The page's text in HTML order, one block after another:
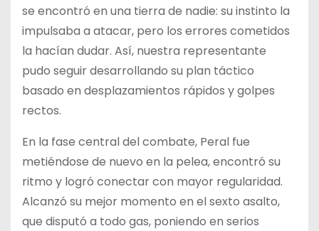
se encontró en una tierra de nadie: su instinto la
impulsaba a atacar, pero los errores cometidos
la hacían dudar. Así, nuestra representante
pudo seguir desarrollando su plan táctico
basado en desplazamientos rápidos y golpes
rectos.
En la fase central del combate, Peral fue
metiéndose de nuevo en la pelea, encontró su
ritmo y logró conectar con mayor regularidad.
Alcanzó su mejor momento en el sexto asalto,
que disputó a todo gas, poniendo en serios